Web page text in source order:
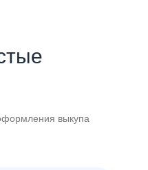
выкупа